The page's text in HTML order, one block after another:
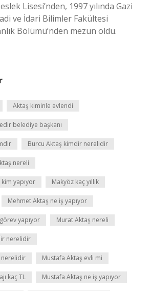
Lisesi’nden, 1997 yılında Gazi
ve İdari Bilimler Fakültesi
Bölümü’nden mezun oldu.
Aktaş kiminle evlendi
belediye başkanı
Burcu Aktaş kimdir nerelidir
nereli
kim yapıyor Makyöz kaç yıllık
Mehmet Aktaş ne iş yapıyor
yapıyor Murat Aktaş nereli
nerelidir
nerelidir Mustafa Aktaş evli mi
kaç TL Mustafa Aktaş ne iş yapıyor